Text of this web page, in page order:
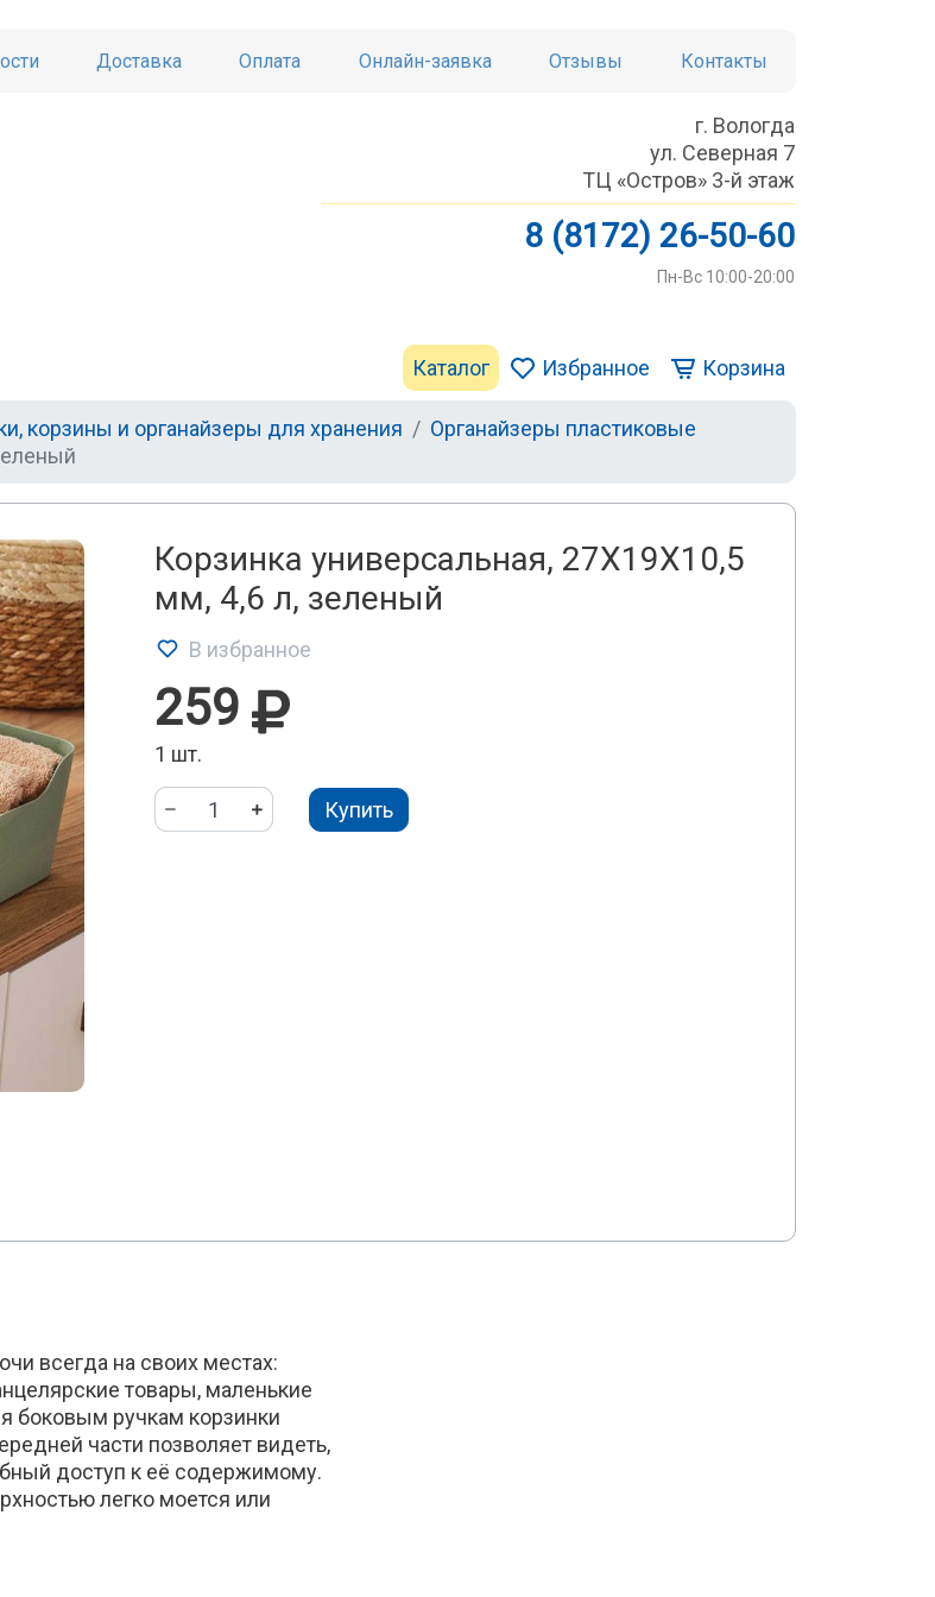
Доставка Оплата Онлайн-заявка Отзывы Контакты
г. Вологда
ул. Северная 7
ТЦ «Остров» 3-й этаж
8 (8172) 26-50-60
Пн-Вс 10:00-20:00
Каталог Избранное Корзина
корзины и органайзеры для хранения
Органайзеры пластиковые
Корзинка универсальная, 27Х19Х10,5
мм, 4,6 л, зеленый
В избранное
259
1 шт.
Купить
всегда на своих местах:
товары, маленькие
боковым ручкам корзинки
части позволяет видеть,
доступ к её содержимому.
легко моется или